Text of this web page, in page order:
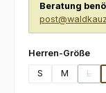
Beratung
Herren-Größe
S
M L